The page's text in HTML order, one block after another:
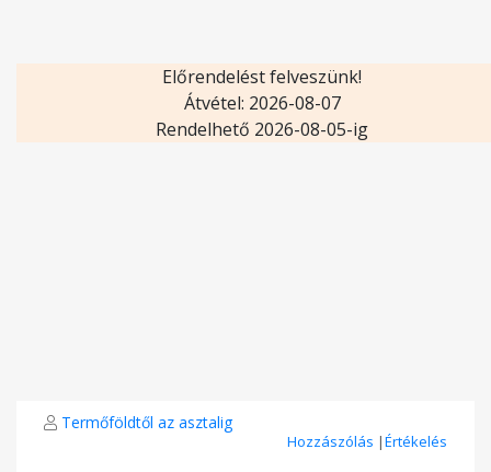
Előrendelést felveszünk!
Átvétel: 2026-08-07
Rendelhető 2026-08-05-ig
Termőföldtől az asztalig
Hozzászólás |Értékelés